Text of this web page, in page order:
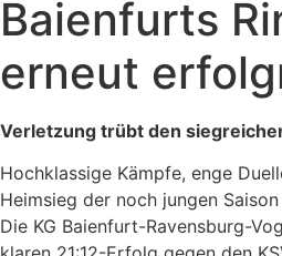
Baienfurts
erneut
Verletzung trübt den
Hochklassige Kämpfe, enge
Heimsieg der noch jungen
Die KG Baienfurt-Ravensburg-